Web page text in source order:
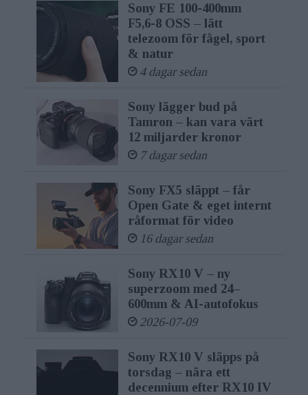
Sony FE 100-400mm
F5,6-8 OSS – lätt
telezoom för fågel, sport
& natur
4 dagar sedan
Sony lägger bud på
Tamron – kan vara värt
12 miljarder kronor
7 dagar sedan
Sony FX5 släppt – får
Open Gate & eget internt
råformat för video
16 dagar sedan
Sony RX10 V – ny
superzoom med 24–
600mm & AI-autofokus
2026-07-09
Sony RX10 V släpps på
torsdag – nära ett
decennium efter RX10 IV